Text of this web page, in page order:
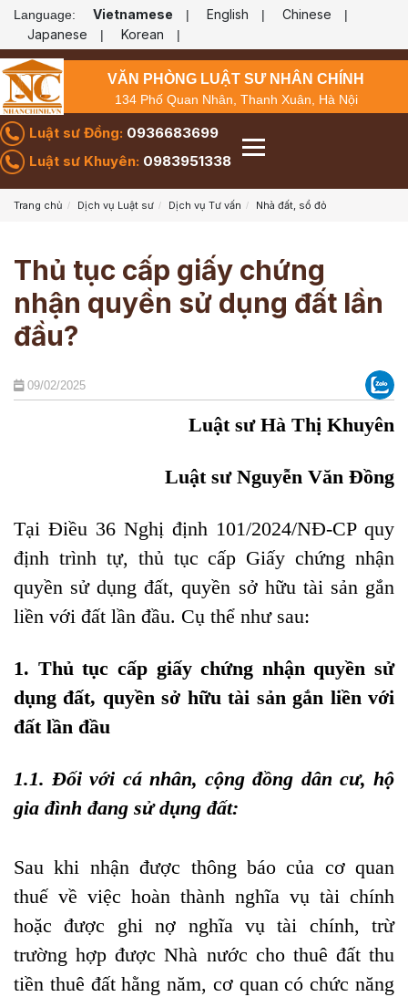
Language: Vietnamese | English | Chinese |
Japanese | Korean |
VĂN PHÒNG LUẬT SƯ NHÂN CHÍNH
134 Phố Quan Nhân, Thanh Xuân, Hà Nội
Luật sư Đồng: 0936683699
Luật sư Khuyên: 0983951338
Trang chủ Dịch vụ Luật sư Dịch vụ Tư vấn Nhà đất, sổ đỏ
Thủ tục cấp giấy chứng
nhận quyền sử dụng đất lần
đầu?
09/02/2025
Luật sư Hà Thị Khuyên
Luật sư Nguyễn Văn Đồng
Tại Điều 36 Nghị định 101/2024/NĐ-CP quy
định trình tự, thủ tục cấp Giấy chứng nhận
quyền sử dụng đất, quyền sở hữu tài sản gắn
liền với đất lần đầu. Cụ thể như sau:
1. Thủ tục cấp giấy chứng nhận quyền sử
dụng đất, quyền sở hữu tài sản gắn liền với
đất lần đầu
1.1. Đối với cá nhân, cộng đồng dân cư, hộ
gia đình đang sử dụng đất:
Sau khi nhận được thông báo của cơ quan
thuế về việc hoàn thành nghĩa vụ tài chính
hoặc được ghi nợ nghĩa vụ tài chính, trừ
trường hợp được Nhà nước cho thuê đất thu
tiền thuê đất hằng năm, cơ quan có chức năng